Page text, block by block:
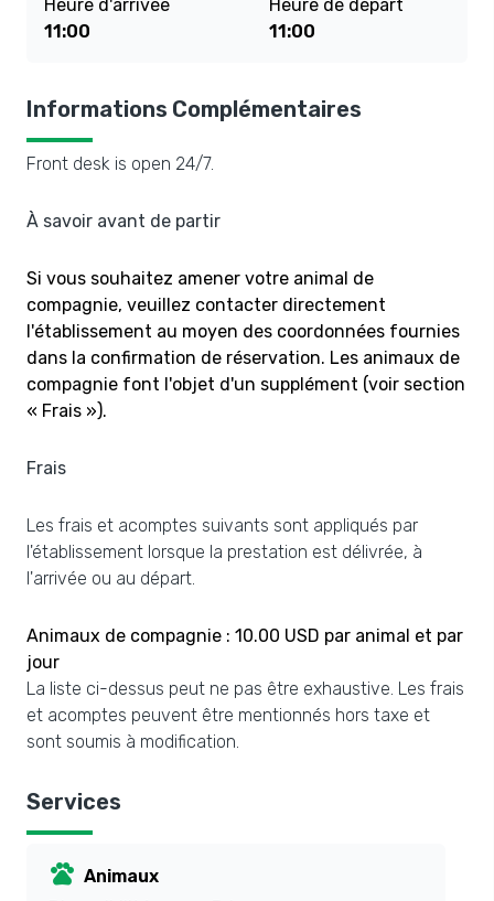
Heure d'arrivée
11:00
Heure de départ
11:00
Informations Complémentaires
Front desk is open 24/7.
À savoir avant de partir
Si vous souhaitez amener votre animal de
compagnie, veuillez contacter directement
l'établissement au moyen des coordonnées fournies
dans la confirmation de réservation. Les animaux de
compagnie font l'objet d'un supplément (voir section
« Frais »).
Frais
Les frais et acomptes suivants sont appliqués par
l'établissement lorsque la prestation est délivrée, à
l'arrivée ou au départ.
Animaux de compagnie : 10.00 USD par animal et par
jour
La liste ci-dessus peut ne pas être exhaustive. Les frais
et acomptes peuvent être mentionnés hors taxe et
sont soumis à modification.
Services
pets Animaux